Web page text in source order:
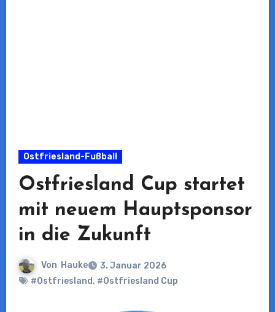
Ostfriesland-Fußball
Ostfriesland Cup startet
mit neuem Hauptsponsor
in die Zukunft
Von Hauke
3. Januar 2026
#Ostfriesland, #Ostfriesland Cup